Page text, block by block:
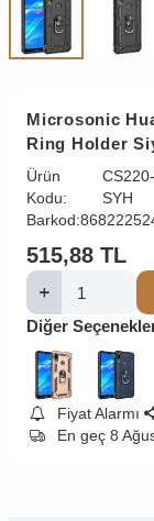
Microsonic
Ring Holder
Ürün
Kodu:
SYH
Barkod:
515,88 TL
Diğer
Fiyat Alarmı
En geç 8